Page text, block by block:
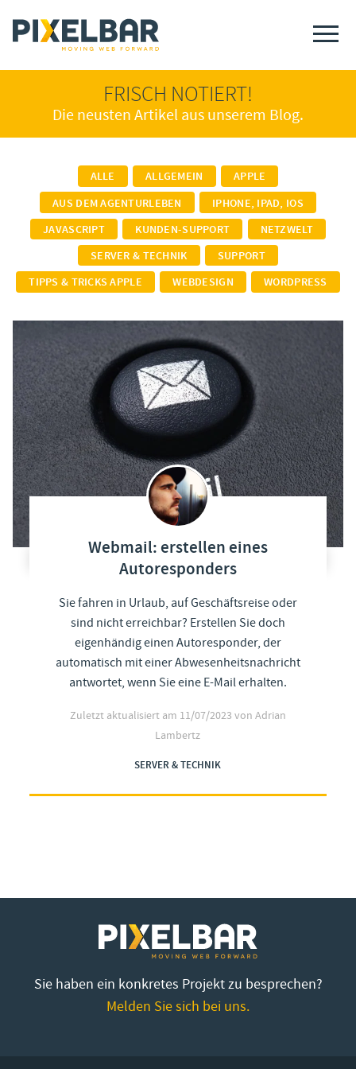
FRISCH NOTIERT!
Die neusten Artikel aus unserem Blog.
ALLE ALLGEMEIN
APPLE
AUS DEM AGENTURLEBEN
IPHONE, IPAD, IOS
JAVASCRIPT
KUNDEN-SUPPORT
NETZWELT
SERVER & TECHNIK
SUPPORT
TIPPS & TRICKS APPLE
WEBDESIGN WORDPRESS
Webmail: erstellen eines
Autoresponders
Sie fahren in Urlaub, auf Geschäftsreise oder
sind nicht erreichbar? Erstellen Sie doch
eigenhändig einen Autoresponder, der
automatisch mit einer Abwesenheitsnachricht
antwortet, wenn Sie eine E-Mail erhalten.
Zuletzt aktualisiert am 11/07/2023 von Adrian
Lambertz
SERVER & TECHNIK
Sie haben ein konkretes Projekt zu besprechen?
Melden Sie sich bei uns.